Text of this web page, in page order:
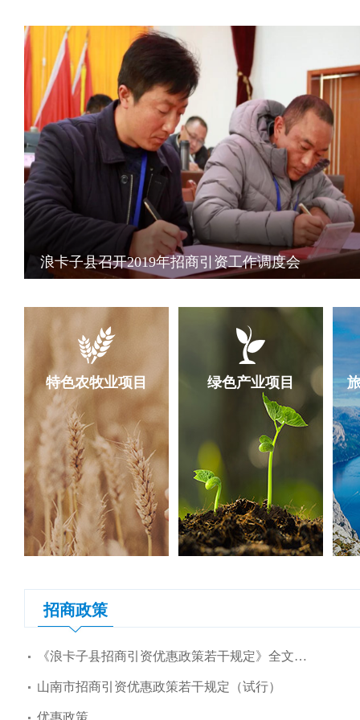
浪卡子县召开2019年招商引资工作调度会
特色农牧业项目 绿色产业项目
招商政策
《浪卡子县招商引资优惠政策若干规定》全文发布
山南市招商引资优惠政策若干规定（试行）
优惠政策